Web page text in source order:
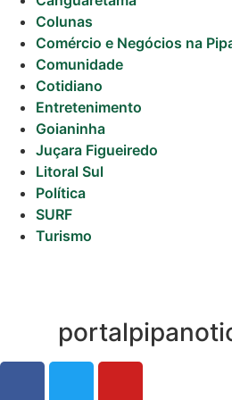
Colunas
Comércio e Negócios na
Comunidade
Cotidiano
Entretenimento
Goianinha
Juçara Figueiredo
Litoral Sul
Política
SURF
Turismo